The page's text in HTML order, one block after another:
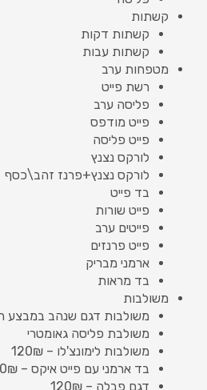
קשתות
קשתות דקות
קשתות עבות
מטפחות ערב
רשת פייט
פליסה ערב
פייט מודפס
פייט פליסה
לורקס נצנץ
לורקס נצנץ+פרנז זהב\כסף
בד פייט
פייט שורות
פייטים ערב
פייט פרנזים
ארמני מבריק
בד מראות
משולבות
משולבות דגם שנהב במבצע
משולבת פליסה גאומטרי
משולבות לימונצ'לו – 120₪
בד ארמני עם פייט איקס – 120₪
דגם פבלה – 120₪